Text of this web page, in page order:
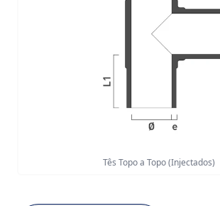
Tês Topo a Topo (Injectados)